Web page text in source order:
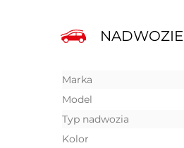
NADWOZIE
Marka
Model
Typ nadwozia
Kolor